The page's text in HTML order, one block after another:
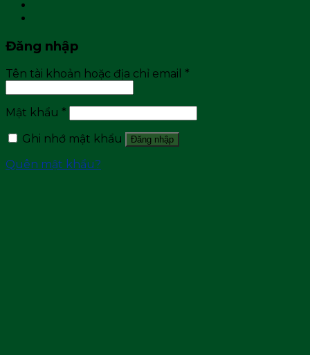
Đăng nhập
Tên tài khoản hoặc địa chỉ email *
Mật khẩu *
Ghi nhớ mật khẩu
Đăng nhập
Quên mật khẩu?